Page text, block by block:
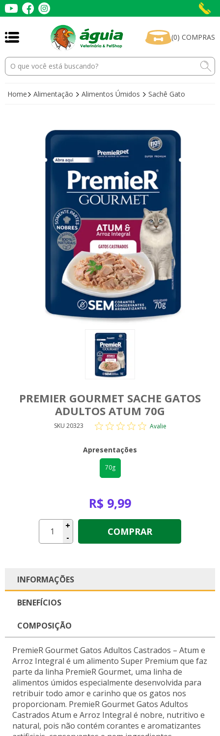
(0) COMPRAS
Home Alimentação Alimentos Úmidos Sachê Gato
PREMIER GOURMET SACHE GATOS
ADULTOS ATUM 70G
SKU 20323 Avalie
Apresentações
70g
R$ 9,99
+
-
COMPRAR
INFORMAÇÕES
BENEFÍCIOS
COMPOSIÇÃO
PremieR Gourmet Gatos Adultos Castrados – Atum e
Arroz Integral é um alimento Super Premium que faz
parte da linha PremieR Gourmet, uma linha de
alimentos úmidos especialmente desenvolvida para
retribuir todo amor e carinho que os gatos nos
proporcionam. PremieR Gourmet Gatos Adultos
Castrados Atum e Arroz Integral é nobre, nutritivo e
natural, pois não contém corantes e aromatizantes